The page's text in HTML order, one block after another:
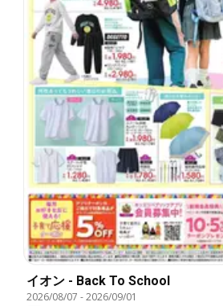
イオン - Back To School
2026/08/07 -2026/09/01